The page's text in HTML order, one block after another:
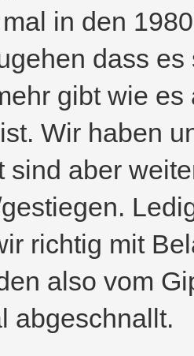
in den
dass
gibt wie
Wir haben
sind aber
richtig mit
also vom
abgeschnallt.